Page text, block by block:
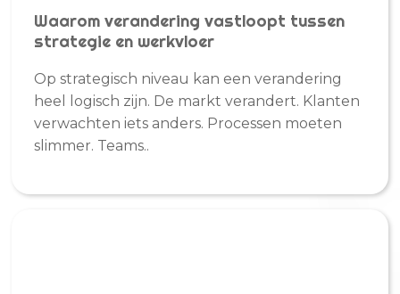
Waarom verandering vastloopt tussen
strategie en werkvloer
Op strategisch niveau kan een verandering
heel logisch zijn. De markt verandert. Klanten
verwachten iets anders. Processen moeten
slimmer. Teams..